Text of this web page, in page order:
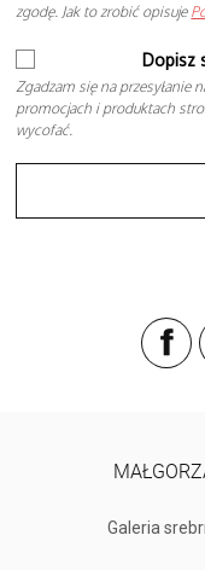
zgodę. Jak to zrobić opisuje
Dopisz
Zgadzam się na przesyłanie
promocjach i produktach
wycofać.
Galeria